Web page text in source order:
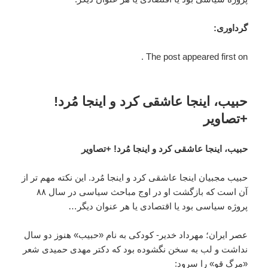
گرداوری:
The post appeared first on .
حبیب، اینجا عاشقی کرد و اینجا مُرد!
+تصاویر
حبیب، اینجا عاشقی کرد و اینجا مُرد! +تصاویر
حبیب مجبیان اینجا عاشقی کرد و اینجا مُرد. این نکته مهم تر از
آن است که بازگشت او در اوج مباحث سیاسی در سال ۸۸
پروژه سیاسی بود یا اقتصادی یا هر عنوان دیگر…
عصر ایران؛ مهرداد خدیر- کودکی به نام «حبیب» هنوز دو سال
نداشت و لب به سخن نگشوده بود که دکتر مهدی حمیدی شعر
«مرگ قو» را سرود: